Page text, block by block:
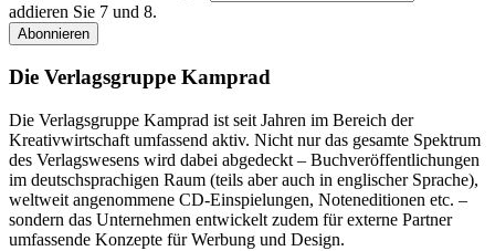
addieren Sie 7 und 8.
Abonnieren
Die Verlagsgruppe Kamprad
Die Verlagsgruppe Kamprad ist seit Jahren im Bereich der
Kreativwirtschaft umfassend aktiv. Nicht nur das gesamte Spektrum
des Verlagswesens wird dabei abgedeckt – Buchveröffentlichungen
im deutschsprachigen Raum (teils aber auch in englischer Sprache),
weltweit angenommene CD-Einspielungen, Noteneditionen etc. –
sondern das Unternehmen entwickelt zudem für externe Partner
umfassende Konzepte für Werbung und Design.